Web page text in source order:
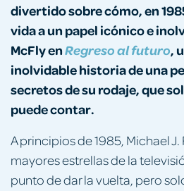
divertido sobre cómo, en
vida a un papel icónico e
McFly enRegreso al futuro,
inolvidable historia de una
secretos de su rodaje, que
puede contar.
A principios de 1985, Michael
mayores estrellas de la
punto de dar la vuelta, pero